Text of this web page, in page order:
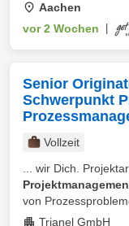
Aachen
vor 2 Wochen
Senior
Schwerpunkt
Vollzeit
... wir Dich.
von
Trianel GmbH